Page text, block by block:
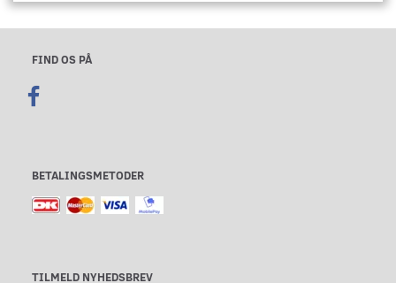
FIND OS PÅ
BETALINGSMETODER
TILMELD NYHEDSBREV